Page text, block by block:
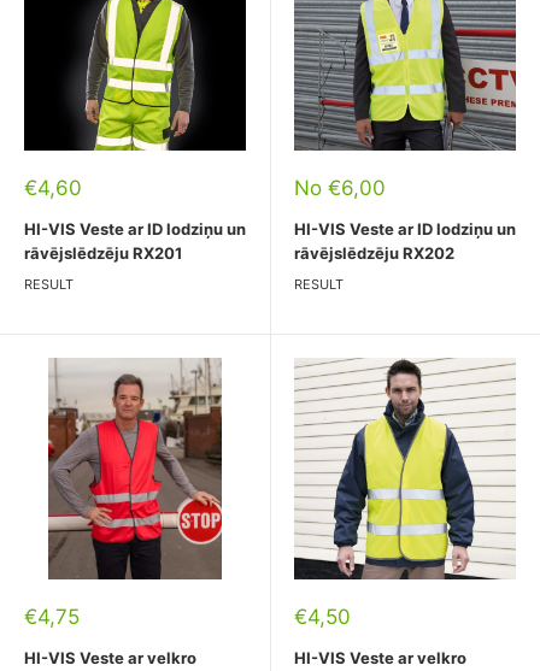
Pārdošanas
€4,60
HI-VIS Veste ar ID lodziņu un
rāvējslēdzēju RX201
RESULT
Pārdošanas
No €6,00
HI-VIS Veste ar ID lodziņu un
rāvējslēdzēju RX202
RESULT
Pārdošanas
€4,75
HI-VIS Veste ar velkro
Pārdošanas
€4,50
HI-VIS Veste ar velkro